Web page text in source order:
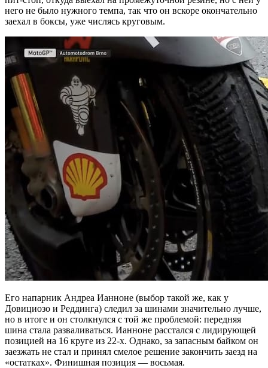
него не было нужного темпа, так что он вскоре окончательно
заехал в боксы, уже числясь круговым.
Его напарник Андреа Ианноне (выбор такой же, как у
Довициозо и Реддинга) следил за шинами значительно лучше,
но в итоге и он столкнулся с той же проблемой: передняя
шина стала разваливаться. Ианноне расстался с лидирующей
позицией на 16 круге из 22-х. Однако, за запасным байком он
заезжать не стал и принял смелое решение закончить заезд на
«остатках». Финишная позиция — восьмая.